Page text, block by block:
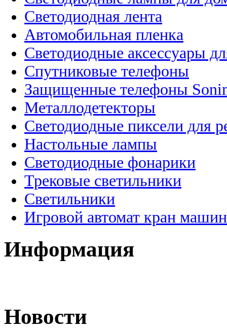
Светодиодная лента
Автомобильная пленка
Светодиодные аксессуары
Спутниковые телефоны
Защищенные телефоны
Металлодетекторы
Светодиодные пиксели для
Настольные лампы
Светодиодные фонарики
Трековые светильники
Светильники
Игровой автомат кран
Информация
Новости